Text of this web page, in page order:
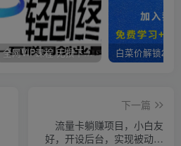
全网VIP课程 无损下载~
下一篇
流量卡躺赚项目，小白友
好，开设后台，实现被动收